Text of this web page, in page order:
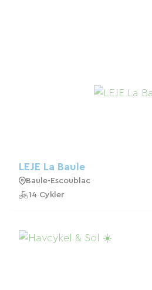
LEJE La Baule
Baule-Escoublac
14 Cykler